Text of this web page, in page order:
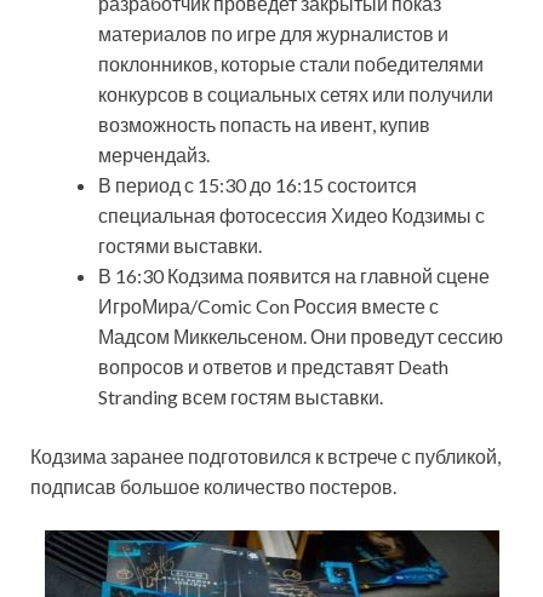
материалов по игре для журналистов и
поклонников, которые стали победителями
конкурсов в социальных сетях или получили
возможность попасть на ивент, купив
мерчендайз.
В период с 15:30 до 16:15 состоится
специальная фотосессия Хидео Кодзимы с
гостями выставки.
В 16:30 Кодзима появится на главной сцене
ИгроМира/Comic Con Россия вместе с
Мадсом Миккельсеном. Они проведут сессию
вопросов и ответов и представят Death
Stranding всем гостям выставки.
Кодзима заранее подготовился к встрече с публикой,
подписав большое количество постеров.